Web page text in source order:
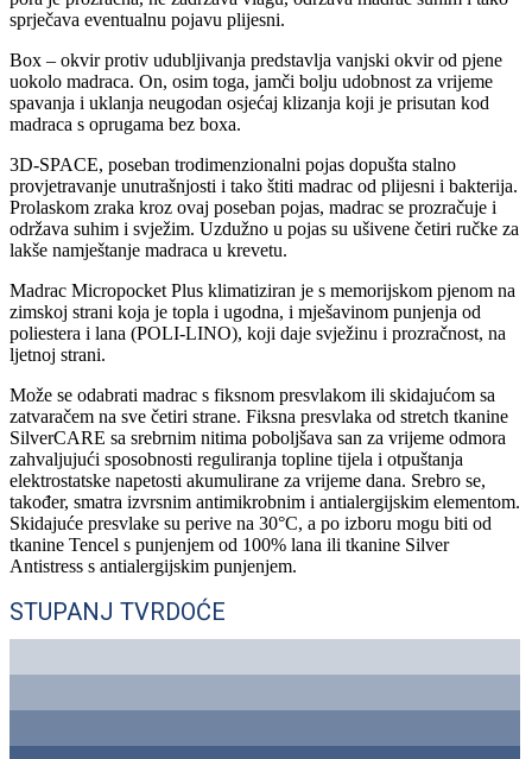
sprječava eventualnu pojavu plijesni.
Box – okvir protiv udubljivanja predstavlja vanjski okvir od pjene
uokolo madraca. On, osim toga, jamči bolju udobnost za vrijeme
spavanja i uklanja neugodan osjećaj klizanja koji je prisutan kod
madraca s oprugama bez boxa.
3D-SPACE, poseban trodimenzionalni pojas dopušta stalno
provjetravanje unutrašnjosti i tako štiti madrac od plijesni i bakterija.
Prolaskom zraka kroz ovaj poseban pojas, madrac se prozračuje i
održava suhim i svježim. Uzdužno u pojas su ušivene četiri ručke za
lakše namještanje madraca u krevetu.
Madrac Micropocket Plus klimatiziran je s memorijskom pjenom na
zimskoj strani koja je topla i ugodna, i mješavinom punjenja od
poliestera i lana (POLI-LINO), koji daje svježinu i prozračnost, na
ljetnoj strani.
Može se odabrati madrac s fiksnom presvlakom ili skidajućom sa
zatvaračem na sve četiri strane. Fiksna presvlaka od stretch tkanine
SilverCARE sa srebrnim nitima poboljšava san za vrijeme odmora
zahvaljujući sposobnosti reguliranja topline tijela i otpuštanja
elektrostatske napetosti akumulirane za vrijeme dana. Srebro se,
također, smatra izvrsnim antimikrobnim i antialergijskim elementom.
Skidajuće presvlake su perive na 30°C, a po izboru mogu biti od
tkanine Tencel s punjenjem od 100% lana ili tkanine Silver
Antistress s antialergijskim punjenjem.
STUPANJ TVRDOĆE